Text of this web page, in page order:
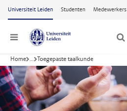
Ga naar hoofdinhoud
Universiteit Leiden Studenten Medewerkers
Menu
Home ... Toegepaste taalkunde